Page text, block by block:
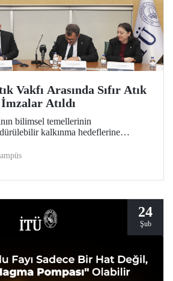
Vakfı Arasında Sıfır Atık
Atıldı
bilimsel temellerinin
kalkınma hedeflerine
hazırlanan Sıfır Atık Enstitüsü
24
Şub